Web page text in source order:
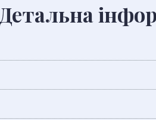
Детальна